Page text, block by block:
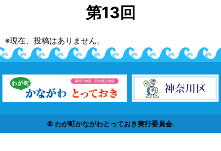
第13回
※現在、投稿はありません。
© わが町かながわとっておき実行委員会.